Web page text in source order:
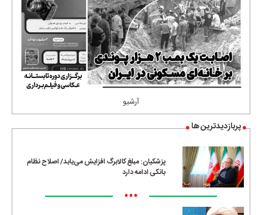
آرشیو
پربازدیدترین ها
پزشکیان: مبلغ کالابرگ افزایش می‌یابد/ اصلاح نظام
بانکی ادامه دارد
•••